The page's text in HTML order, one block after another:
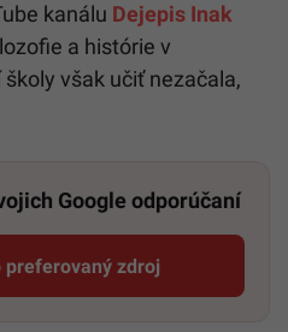
kanálu Dejepis Inak
a histórie v
však učiť nezačala,
Google odporúčaní
zdroj
Startitup, odkaz sa otvorí v